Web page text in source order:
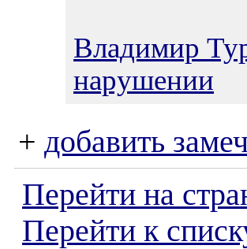
Владимир
нарушении
+ добавить
Перейти на
Перейти к